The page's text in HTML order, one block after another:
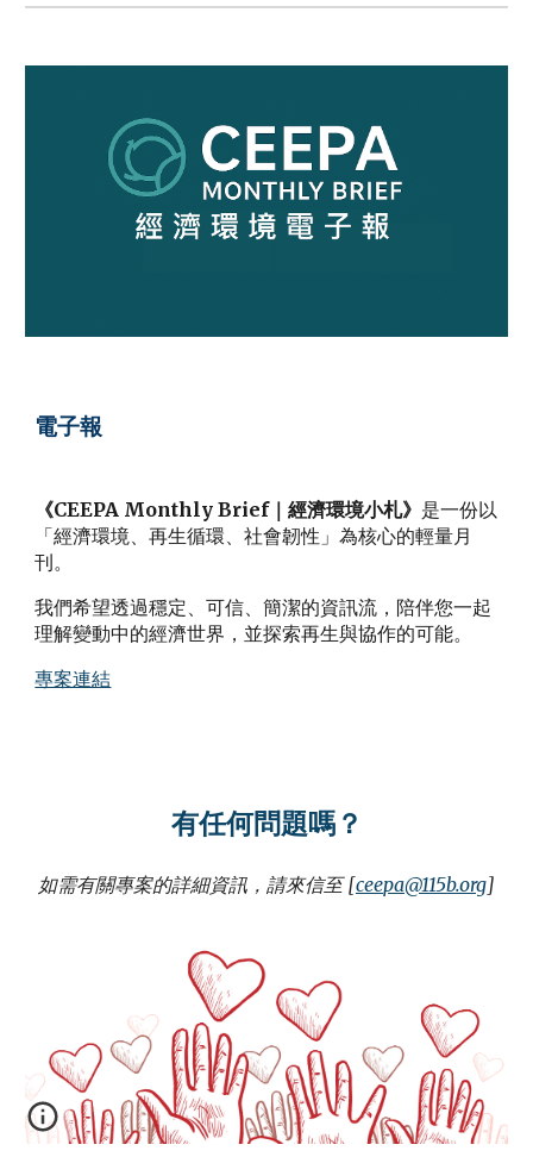
電子報
《CEEPA Monthly Brief｜經濟環境小札》 是一份以
「經濟環境、再生循環、社會韌性」為核心的輕量月
刊。
我們希望透過穩定、可信、簡潔的資訊流，陪伴您一起
理解變動中的經濟世界，並探索再生與協作的可能。
專案連結
有任何問題嗎？
如需有關專案的詳細資訊，請來信至 [ceepa@115b.org]